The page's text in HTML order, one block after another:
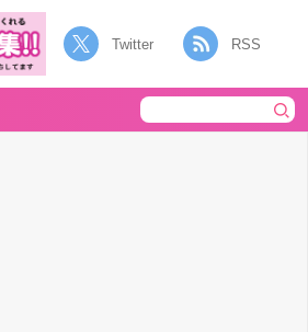
Twitter RSS